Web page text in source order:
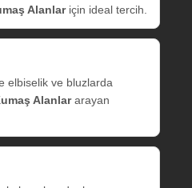
Alanlariçin ideal tercih.
elbiselik ve bluzlarda
Alanlararayan